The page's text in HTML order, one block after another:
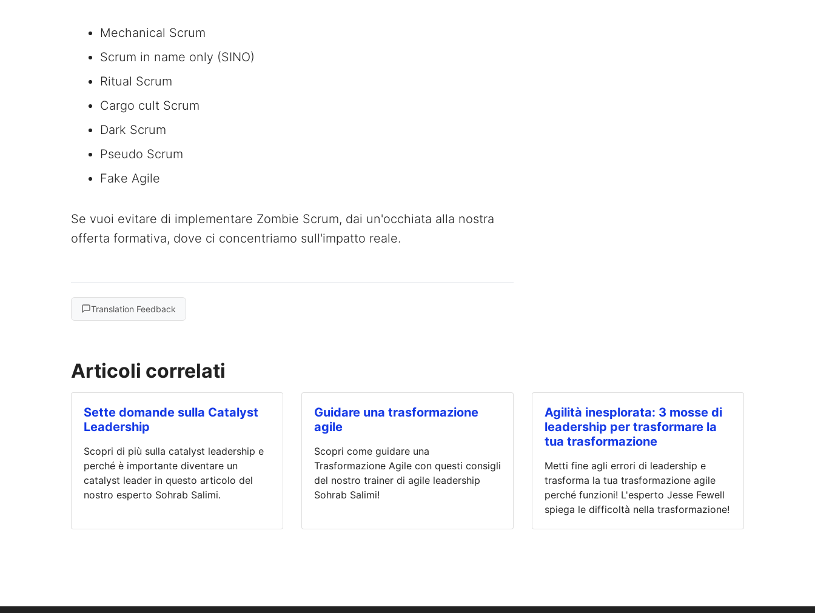
Mechanical Scrum
Scrum in name only (SINO)
Ritual Scrum
Cargo cult Scrum
Dark Scrum
Pseudo Scrum
Fake Agile
Se vuoi evitare di implementare Zombie Scrum, dai un'occhiata alla nostra
offerta formativa, dove ci concentriamo sull'impatto reale.
Translation Feedback
Articoli correlati
Sette domande sulla Catalyst
Leadership
Scopri di più sulla catalyst leadership e
perché è importante diventare un
catalyst leader in questo articolo del
nostro esperto Sohrab Salimi.
Guidare una trasformazione
agile
Scopri come guidare una
Trasformazione Agile con questi consigli
del nostro trainer di agile leadership
Sohrab Salimi!
Agilità inesplorata: 3 mosse di
leadership per trasformare la
tua trasformazione
Metti fine agli errori di leadership e
trasforma la tua trasformazione agile
perché funzioni! L'esperto Jesse Fewell
spiega le difficoltà nella trasformazione!